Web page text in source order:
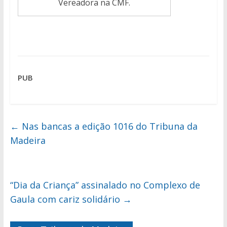
Vereadora na CMF.
PUB
← Nas bancas a edição 1016 do Tribuna da
Madeira
“Dia da Criança” assinalado no Complexo de
Gaula com cariz solidário →